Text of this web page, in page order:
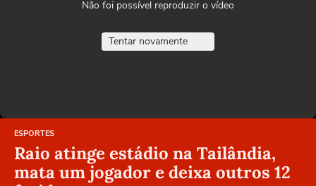
Não foi possível reproduzir o vídeo
Tentar novamente
ESPORTES
Raio atinge estádio na Tailândia,
mata um jogador e deixa outros 12